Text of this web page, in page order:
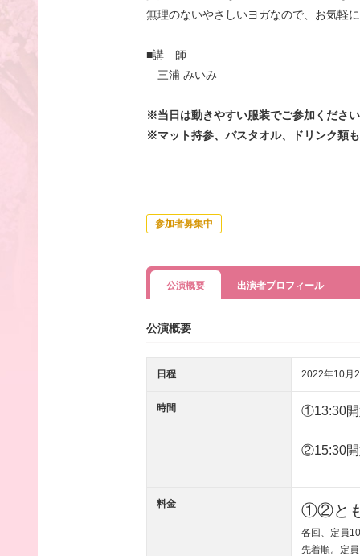
無理のないやさしいヨガなので、お気軽
■講 師
三浦 みいみ
※当日は動きやすい服装でご参加ください
※マット持参、バスタオル、
ドリンク類
参加者募集中
公演概要 出演者プロフィール
公演概要
日程 2022年10月
時間 ①13:30
②15:30
料金 ①②と
各回、定員
先着順。定